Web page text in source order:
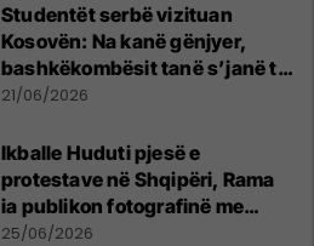
Studentët serbë vizituan
Kosovën: Na kanë gënjyer,
bashkëkombësit tanë s’janë të
shtypur
21/06/2026
Ikballe Huduti pjesë e
protestave në Shqipëri, Rama
ia publikon fotografinë me
Ahmadinejadin e Iranit
25/06/2026